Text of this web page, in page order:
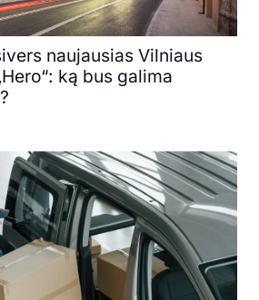
naujausias Vilniaus
ką bus galima